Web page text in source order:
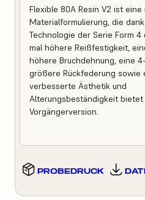
Flexible 80A Resin V2 ist eine
Materialformulierung, die
Technologie der Serie Form 4
mal höhere Reißfestigkeit,
höhere Bruchdehnung, eine
größere Rückfederung sowie
verbesserte Ästhetik und
Alterungsbeständigkeit bietet
Vorgängerversion.
PROBEDRUCK